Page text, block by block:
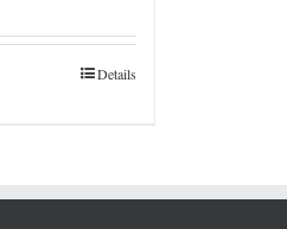
€160,0
Details